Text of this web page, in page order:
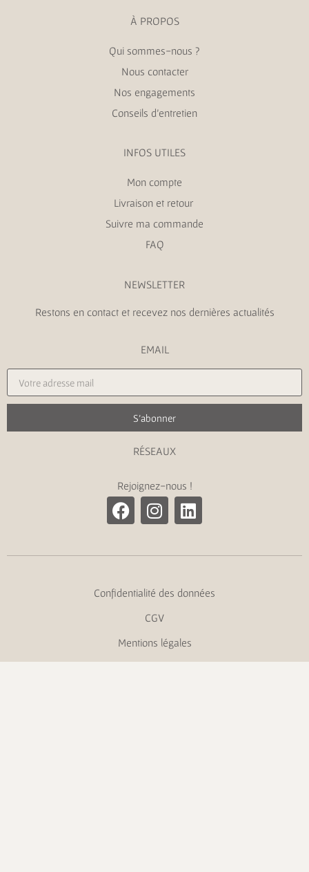
À PROPOS
Qui sommes-nous ?
Nous contacter
Nos engagements
Conseils d’entretien
INFOS UTILES
Mon compte
Livraison et retour
Suivre ma commande
FAQ
NEWSLETTER
Restons en contact et recevez nos dernières actualités
EMAIL
S'abonner
RÉSEAUX
Rejoignez-nous !
Confidentialité des données
CGV
Mentions légales